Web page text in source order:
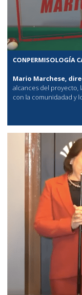
CONPERMISOLOGÍA
Mario Marchese,
alcances del proyecto,
con la comunidadad y